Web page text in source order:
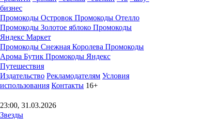
бизнес
Промокоды Островок Промокоды Отелло
Промокоды Золотое яблоко Промокоды
Яндекс Маркет
Промокоды Снежная Королева Промокоды
Арома Бутик Промокоды Яндекс
Путешествия
Издательство Рекламодателям Условия
использования Контакты 16+
23:00, 31.03.2026
Звезды